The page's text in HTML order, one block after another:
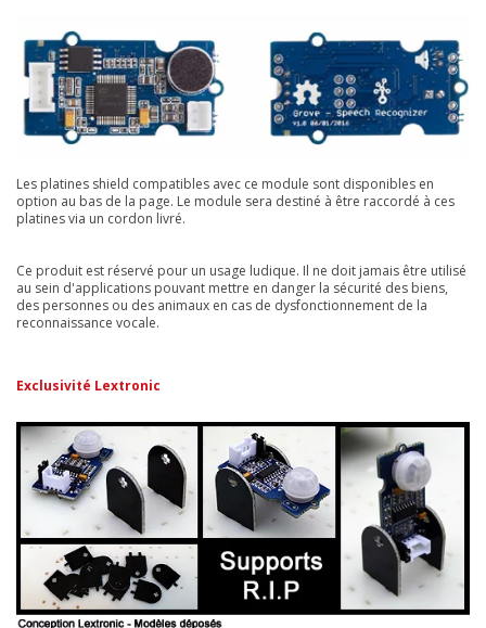
Les platines shield compatibles avec ce module sont disponibles en
option au bas de la page. Le module sera destiné à être raccordé à ces
platines via un cordon livré.
Ce produit est réservé pour un usage ludique. Il ne doit jamais être utilisé
au sein d'applications pouvant mettre en danger la sécurité des biens,
des personnes ou des animaux en cas de dysfonctionnement de la
reconnaissance vocale.
Exclusivité Lextronic